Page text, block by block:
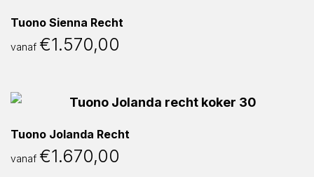
Tuono Sienna Recht
vanaf €1.570,00
Tuono Jolanda Recht
vanaf €1.670,00